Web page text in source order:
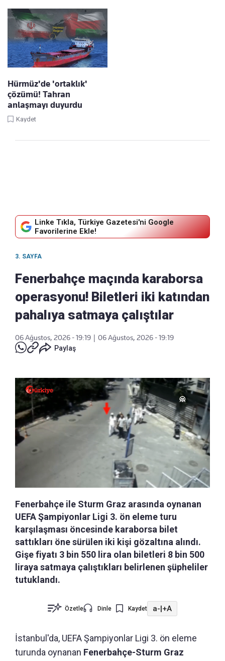
Hürmüz'de 'ortaklık'
çözümü! Tahran
anlaşmayı duyurdu
Kaydet
Linke Tıkla, Türkiye Gazetesi'ni Google
Favorilerine Ekle!
3. SAYFA
Fenerbahçe maçında karaborsa
operasyonu! Biletleri iki katından
pahalıya satmaya çalıştılar
06 Ağustos, 2026 - 19:19
06 Ağustos, 2026 - 19:19
Paylaş
Fenerbahçe ile Sturm Graz arasında oynanan
UEFA Şampiyonlar Ligi 3. ön eleme turu
karşılaşması öncesinde karaborsa bilet
sattıkları öne sürülen iki kişi gözaltına alındı.
Gişe fiyatı 3 bin 550 lira olan biletleri 8 bin 500
liraya satmaya çalıştıkları belirlenen şüpheliler
tutuklandı.
Özetle Dinle Kaydet a-|+A
İstanbul'da, UEFA Şampiyonlar Ligi 3. ön eleme
turunda oynanan Fenerbahçe-Sturm Graz